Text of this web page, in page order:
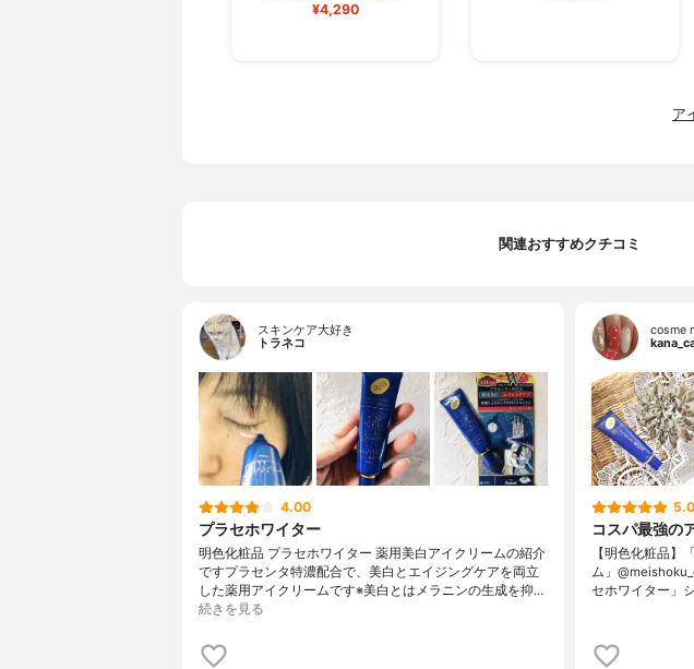
¥4,290
ア
関連おすすめクチコミ
スキンケア大好き
トラネコ
4.00
プラセホワイター
明色化粧品 プラセホワイター 薬用美白アイクリームの紹介
ですプラセンタ特濃配合で、美白とエイジングケアを両立
した薬用アイクリームです※美白とはメラニンの生成を抑…
続きを見る
cosme
コスパ最強の
【明色化粧品】
ム」
セホワイター」